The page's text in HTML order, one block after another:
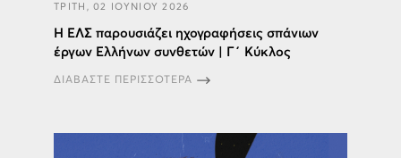
ΤΡΙΤΗ, 02 ΙΟΥΝΙΟΥ 2026
Η ΕΛΣ παρουσιάζει ηχογραφήσεις σπάνιων
έργων Ελλήνων συνθετών | Γ΄ Κύκλος
ΔΙΑΒΑΣΤΕ ΠΕΡΙΣΣΟΤΕΡΑ